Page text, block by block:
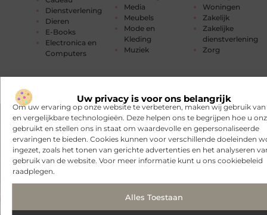
Uw privacy is voor ons belangrijk
Om uw ervaring op onze website te verbeteren, maken wij gebruik van
en vergelijkbare technologieën. Deze helpen ons te begrijpen hoe u
gebruikt en stellen ons in staat om waardevolle en gepersonaliseerde
ervaringen te bieden. Cookies kunnen voor verschillende doeleinden
ingezet, zoals het tonen van gerichte advertenties en het analyseren
gebruik van de website. Voor meer informatie kunt u ons cookiebeleid
raadplegen.
Alles Toestaan
Dienstverlening
Dieren
E-Books
Electronica en
Computers
Media
Meubels
Mode en
Kleding
Muziek
Woningen
Zakelijk
Zakelijke
dienstverlening
Zorg